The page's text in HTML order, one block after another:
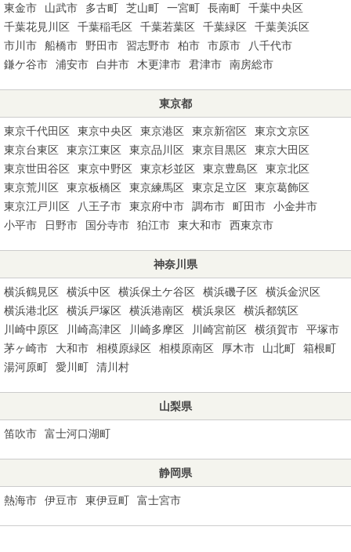
東金市 山武市 多古町 芝山町 一宮町 長南町
千葉中央区
千葉花見川区
千葉稲毛区 千葉若葉区 千葉緑区
千葉美浜区
市川市
船橋市 野田市 習志野市 柏市 市原市
八千代市
鎌ケ谷市
浦安市 白井市 木更津市 君津市 南房総市
東京都
東京千代田区 東京中央区 東京港区 東京新宿区
東京文京区
東京台東区
東京江東区 東京品川区 東京目黒区
東京大田区
東京世田谷区
東京中野区 東京杉並区 東京豊島区
東京北区
東京荒川区
東京板橋区 東京練馬区 東京足立区
東京葛飾区
東京江戸川区
八王子市 東京府中市 調布市 町田市
小金井市
小平市
日野市 国分寺市 狛江市 東大和市 西東京市
神奈川県
横浜鶴見区 横浜中区 横浜保土ケ谷区 横浜磯子区
横浜金沢区
横浜港北区
横浜戸塚区 横浜港南区 横浜泉区
横浜都筑区
川崎中原区
川崎高津区 川崎多摩区 川崎宮前区 横須賀市
平塚市
茅ヶ崎市
大和市 相模原緑区 相模原南区 厚木市 山北町
箱根町
湯河原町
愛川町 清川村
山梨県
笛吹市 富士河口湖町
静岡県
熱海市 伊豆市 東伊豆町 富士宮市